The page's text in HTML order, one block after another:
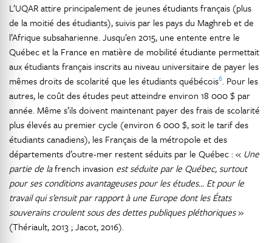
L’UQAR attire principalement de jeunes étudiants français (plus
de la moitié des étudiants), suivis par les pays du Maghreb et de
l’Afrique subsaharienne. Jusqu’en 2015, une entente entre le
Québec et la France en matière de mobilité étudiante permettait
aux étudiants français inscrits au niveau universitaire de payer les
mêmes droits de scolarité que les étudiants québécois6. Pour les
autres, le coût des études peut atteindre environ 18 000 $ par
année. Même s’ils doivent maintenant payer des frais de scolarité
plus élevés au premier cycle (environ 6 000 $, soit le tarif des
étudiants canadiens), les Français de la métropole et des
départements d’outre-mer restent séduits par le Québec : « Une
partie de lafrench invasion est séduite par le Québec, surtout
pour ses conditions avantageuses pour les études… Et pour le
travail qui s’ensuit par rapport à une Europe dont les États
souverains croulent sous des dettes publiques pléthoriques»
(Thériault, 2013 ; Jacot, 2016).